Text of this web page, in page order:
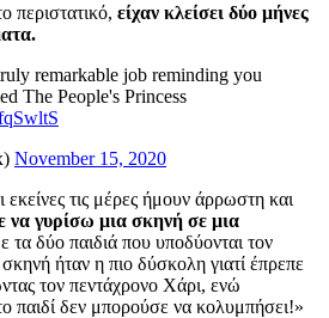
περιστατικό, είχαν κλείσει δύο μήνες
remarkable job reminding you
The People's Princess
November 15, 2020
τις μέρες ήμουν άρρωστη και
να γυρίσω μια σκηνή σε μια
τα δύο παιδιά που υποδύονται τον
ήταν η πιο δύσκολη γιατί έπρεπε
τον πεντάχρονο Χάρι, ενώ
παιδί δεν μπορούσε να κολυμπήσει!»